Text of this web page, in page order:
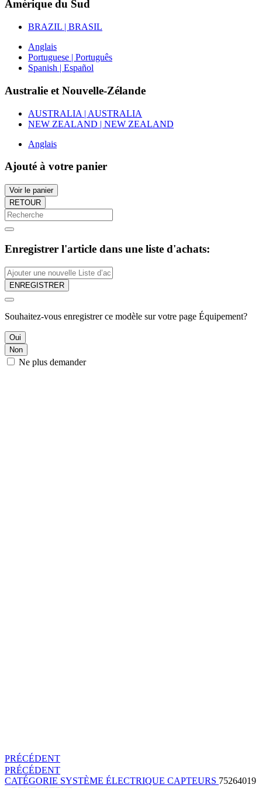
Amérique du Sud
BRAZIL | BRASIL
Anglais
Portuguese | Português
Spanish | Español
Australie et Nouvelle-Zélande
AUSTRALIA | AUSTRALIA
NEW ZEALAND | NEW ZEALAND
Anglais
Ajouté à votre panier
Voir le panier
RETOUR
Enregistrer l'article dans une liste d'achats:
ENREGISTRER
Souhaitez-vous enregistrer ce modèle sur votre page Équipement?
Oui
Non
Ne plus demander
PRÉCÉDENT
PRÉCÉDENT
CATÉGORIE SYSTÈME ÉLECTRIQUE CAPTEURS 75264019